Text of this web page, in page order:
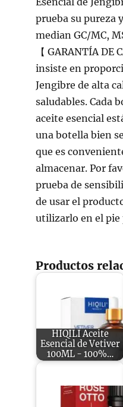
prueba su pureza
median GC/MC,
【 GARANTÍA DE
insiste en
Jengibre de alta
saludables. Cada
aceite esencial
una botella bien
que es
almacenar. Por
prueba de
de usar el
utilizarlo en el pie
Productos
HIQILI Aceite
Esencial de Vetiver
100ML - 100%…